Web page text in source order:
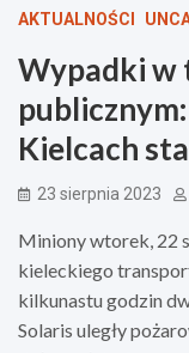
AKTUALNOŚCI
Wypadki w
Kielcach
23 sierpnia 2023
Miniony wtorek, 22
kieleckiego
kilkunastu godzin
Solaris uległy